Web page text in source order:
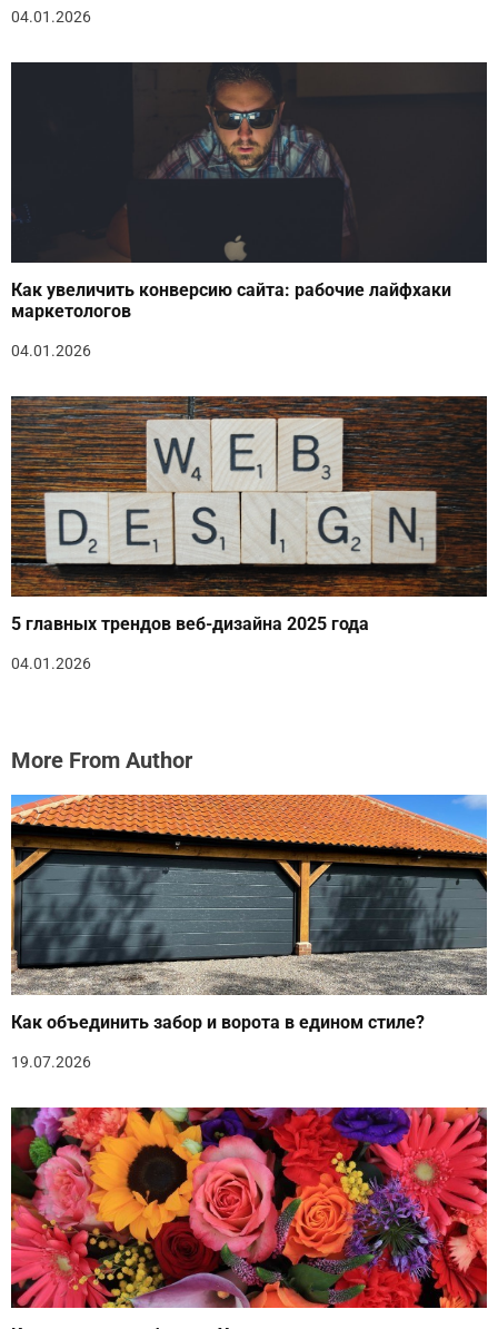
04.01.2026
Как увеличить конверсию сайта: рабочие лайфхаки
маркетологов
04.01.2026
5 главных трендов веб-дизайна 2025 года
04.01.2026
More From Author
Как объединить забор и ворота в едином стиле?
19.07.2026